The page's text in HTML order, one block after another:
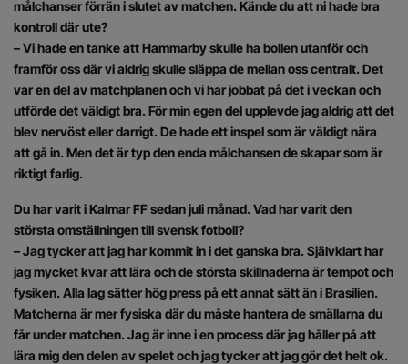
målchanser förrän i slutet av matchen. Kände du att ni hade bra
kontroll där ute?
– Vi hade en tanke att Hammarby skulle ha bollen utanför och
framför oss där vi aldrig skulle släppa de mellan oss centralt. Det
var en del av matchplanen och vi har jobbat på det i veckan och
utförde det väldigt bra. För min egen del upplevde jag aldrig att det
blev nervöst eller darrigt. De hade ett inspel som är väldigt nära
att gå in. Men det är typ den enda målchansen de skapar som är
riktigt farlig.
Du har varit i Kalmar FF sedan juli månad. Vad har varit den
största omställningen till svensk fotboll?
– Jag tycker att jag har kommit in i det ganska bra. Självklart har
jag mycket kvar att lära och de största skillnaderna är tempot och
fysiken. Alla lag sätter hög press på ett annat sätt än i Brasilien.
Matcherna är mer fysiska där du måste hantera de smällarna du
får under matchen. Jag är inne i en process där jag håller på att
lära mig den delen av spelet och jag tycker att jag gör det helt ok.